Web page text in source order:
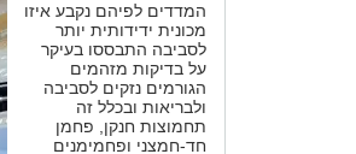
המדדים לפיהם נקבע איזו
מכונית ידידותית יותר
לסביבה התבססו בעיקר
על בדיקות מזהמים
הגורמים נזקים לסביבה
ולבריאות ובכלל זה
תחמוצות חנקן, פחמן
חד-חמצני ופחמימנים